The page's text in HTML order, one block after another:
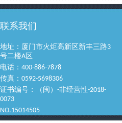
联系我们
地址：厦门市火炬高新区新丰三路3
号二楼A区
电话：400-886-7878
传真：0592-5698306
证书编号：（闽）-非经营性-2018-
0073
NO.15014505